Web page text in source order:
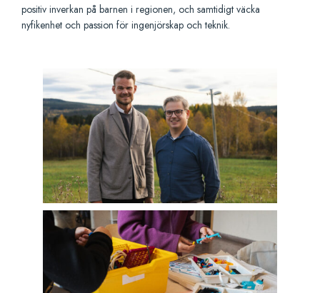
positiv inverkan på barnen i regionen, och samtidigt väcka
nyfikenhet och passion för ingenjörskap och teknik.